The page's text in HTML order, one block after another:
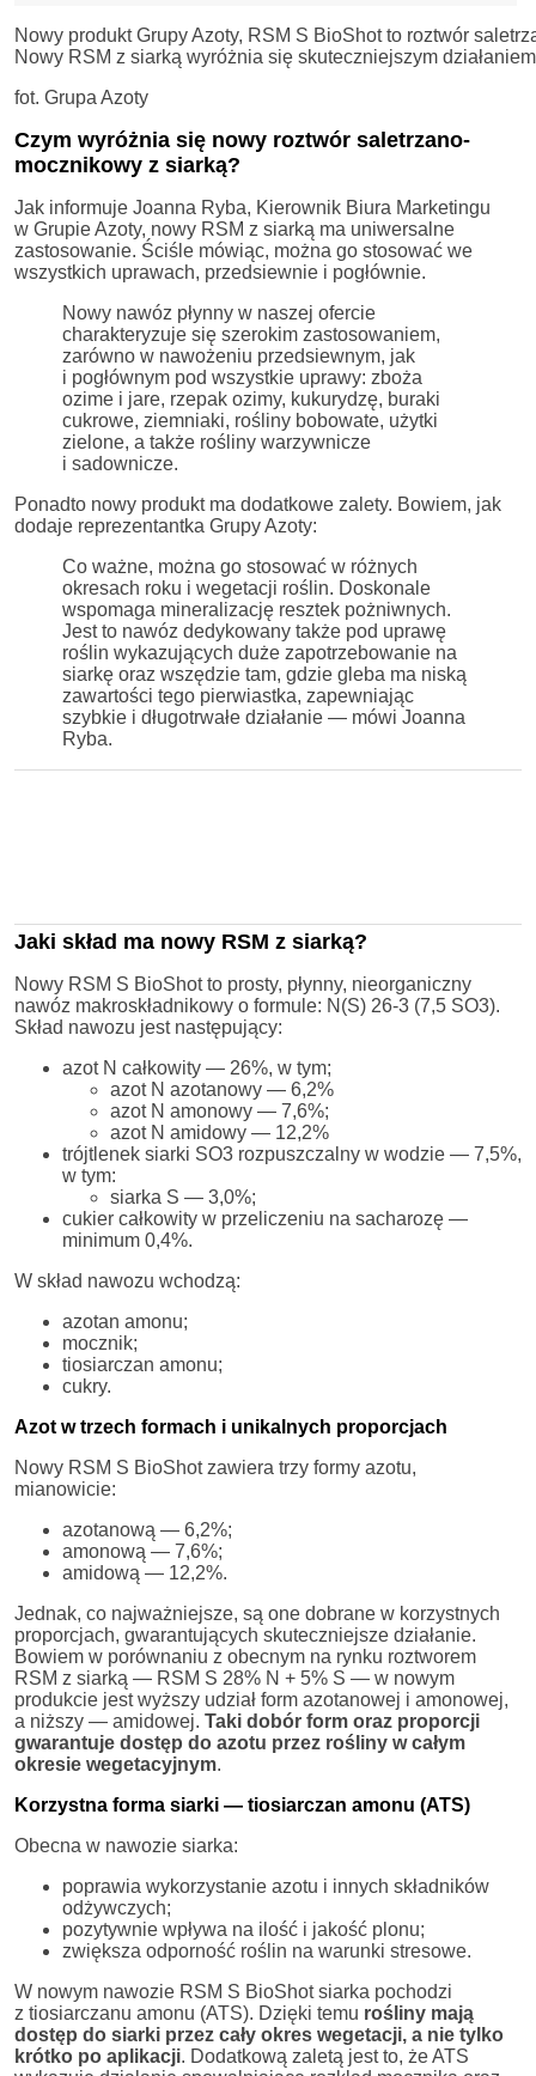
Nowy produkt Grupy Azoty, RSM S BioShot to roztwór
Nowy RSM z siarką wyróżnia się skuteczniejszym
fot. Grupa Azoty
Czym wyróżnia się nowy roztwór saletrzano-
mocznikowy z siarką?
Jak informuje Joanna Ryba, Kierownik Biura Marketingu
w Grupie Azoty, nowy RSM z siarką ma uniwersalne
zastosowanie. Ściśle mówiąc, można go stosować we
wszystkich uprawach, przedsiewnie i pogłównie.
Nowy nawóz płynny w naszej ofercie
charakteryzuje się szerokim zastosowaniem,
zarówno w nawożeniu przedsiewnym, jak
i pogłównym pod wszystkie uprawy: zboża
ozime i jare, rzepak ozimy, kukurydzę, buraki
cukrowe, ziemniaki, rośliny bobowate, użytki
zielone, a także rośliny warzywnicze
i sadownicze.
Ponadto nowy produkt ma dodatkowe zalety. Bowiem, jak
dodaje reprezentantka Grupy Azoty:
Co ważne, można go stosować w różnych
okresach roku i wegetacji roślin. Doskonale
wspomaga mineralizację resztek pożniwnych.
Jest to nawóz dedykowany także pod uprawę
roślin wykazujących duże zapotrzebowanie na
siarkę oraz wszędzie tam, gdzie gleba ma niską
zawartości tego pierwiastka, zapewniając
szybkie i długotrwałe działanie — mówi Joanna
Ryba.
Jaki skład ma nowy RSM z siarką?
Nowy RSM S BioShot to prosty, płynny, nieorganiczny
nawóz makroskładnikowy o formule: N(S) 26-3 (7,5 SO3).
Skład nawozu jest następujący:
azot N całkowity — 26%, w tym;
azot N azotanowy — 6,2%
azot N amonowy — 7,6%;
azot N amidowy — 12,2%
trójtlenek siarki SO3 rozpuszczalny w wodzie — 7,5%,
w tym:
siarka S — 3,0%;
cukier całkowity w przeliczeniu na sacharozę —
minimum 0,4%.
W skład nawozu wchodzą:
azotan amonu;
mocznik;
tiosiarczan amonu;
cukry.
Azot w trzech formach i unikalnych proporcjach
Nowy RSM S BioShot zawiera trzy formy azotu,
mianowicie:
azotanową — 6,2%;
amonową — 7,6%;
amidową — 12,2%.
Jednak, co najważniejsze, są one dobrane w korzystnych
proporcjach, gwarantujących skuteczniejsze działanie.
Bowiem w porównaniu z obecnym na rynku roztworem
RSM z siarką — RSM S 28% N + 5% S — w nowym
produkcie jest wyższy udział form azotanowej i amonowej,
a niższy — amidowej. Taki dobór form oraz proporcji
gwarantuje dostęp do azotu przez rośliny w całym
okresie wegetacyjnym.
Korzystna forma siarki — tiosiarczan amonu (ATS)
Obecna w nawozie siarka:
poprawia wykorzystanie azotu i innych składników
odżywczych;
pozytywnie wpływa na ilość i jakość plonu;
zwiększa odporność roślin na warunki stresowe.
W nowym nawozie RSM S BioShot siarka pochodzi
z tiosiarczanu amonu (ATS). Dzięki temu rośliny mają
dostęp do siarki przez cały okres wegetacji, a nie tylko
krótko po aplikacji. Dodatkową zaletą jest to, że ATS